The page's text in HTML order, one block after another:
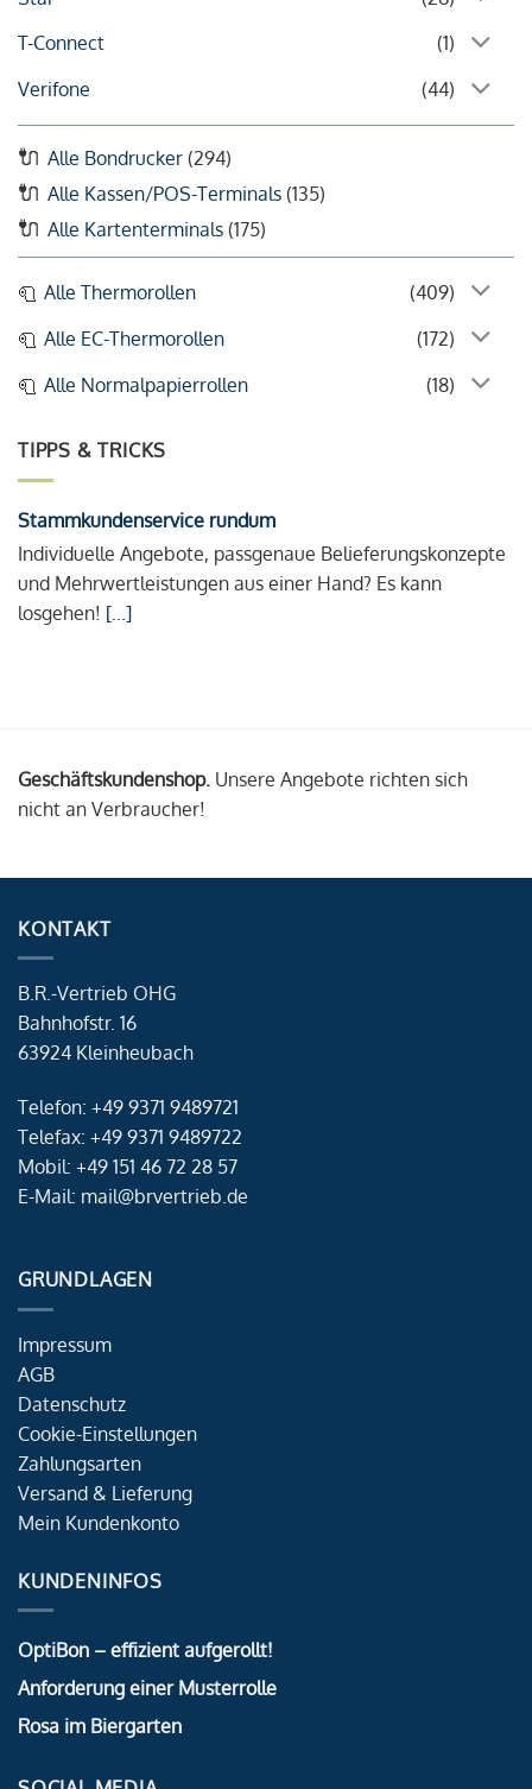
T-Connect
(1)
Verifone
(44)
Alle Bondrucker (294)
Alle Kassen/POS-Terminals (135)
Alle Kartenterminals (175)
Alle Thermorollen
(409)
Alle EC-Thermorollen
(172)
Alle Normalpapierrollen
(18)
TIPPS & TRICKS
Stammkundenservice rundum
Individuelle Angebote, passgenaue Belieferungskonzepte
und Mehrwertleistungen aus einer Hand? Es kann
losgehen! [...]
Geschäftskundenshop. Unsere Angebote richten sich
nicht an Verbraucher!
KONTAKT
B.R.-Vertrieb OHG
Bahnhofstr. 16
63924 Kleinheubach
Telefon: +49 9371 9489721
Telefax: +49 9371 9489722
Mobil: +49 151 46 72 28 57
E-Mail: mail@brvertrieb.de
GRUNDLAGEN
Impressum
AGB
Datenschutz
Cookie-Einstellungen
Zahlungsarten
Versand & Lieferung
Mein Kundenkonto
KUNDENINFOS
OptiBon – effizient aufgerollt!
Anforderung einer Musterrolle
Rosa im Biergarten